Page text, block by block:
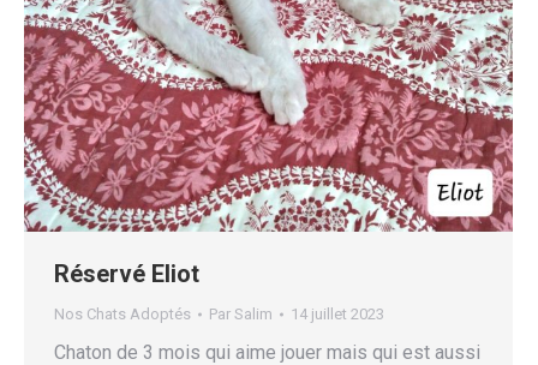
Réservé Eliot
Nos Chats Adoptés Par Salim 14 juillet 2023
Chaton de 3 mois qui aime jouer mais qui est aussi